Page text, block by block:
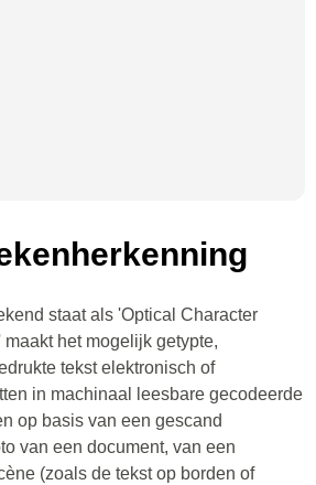
staat als 'Optical Character
het mogelijk getypte,
tekst elektronisch of
in machinaal leesbare gecodeerde
op basis van een gescand
van een document, van een
(zoals de tekst op borden of